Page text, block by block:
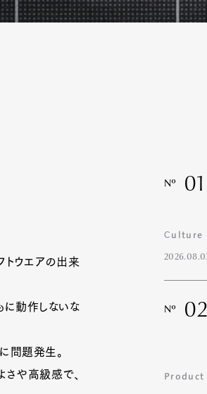
トウエアの出来
に動作しないな
問題発生。
や高級感で、
Nº 01
Culture
Nº 02
Product